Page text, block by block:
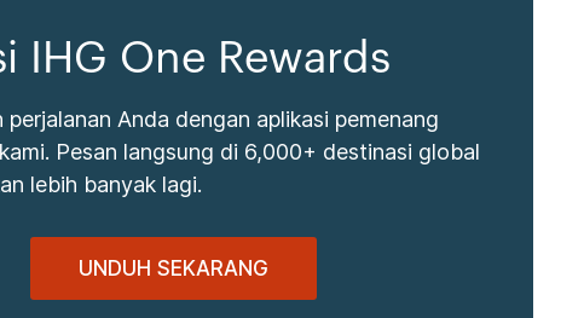
IHG One Rewards
perjalanan Anda dengan aplikasi pemenang
Pesan langsung di 6,000+ destinasi global
lebih banyak lagi.
UNDUH SEKARANG